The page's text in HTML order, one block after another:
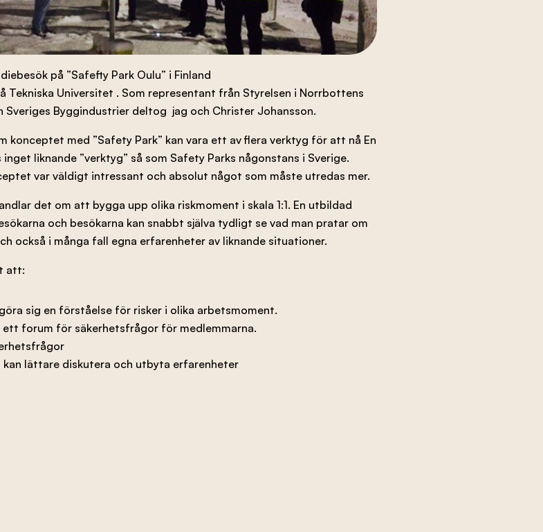
på ”Safefty Park Oulu” i Finland
Tekniska Universitet . Som representant från Styrelsen i Norrbottens
Sveriges Byggindustrier deltog jag och Christer Johansson.
med ”Safety Park” kan vara ett av flera verktyg för att nå En
liknande ”verktyg” så som Safety Parks någonstans i Sverige.
var väldigt intressant och absolut något som måste utredas mer.
det om att bygga upp olika riskmoment i skala 1:1. En utbildad
och besökarna kan snabbt själva tydligt se vad man pratar om
också i många fall egna erfarenheter av liknande situationer.
att:
sig en förståelse för risker i olika arbetsmoment.
forum för säkerhetsfrågor för medlemmarna.
kan lättare diskutera och utbyta erfarenheter